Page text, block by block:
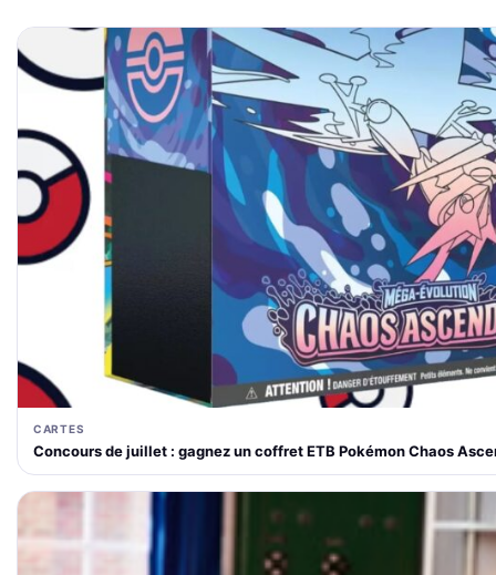
CARTES
Concours de juillet : gagnez un coffret ETB Pokémon Chaos